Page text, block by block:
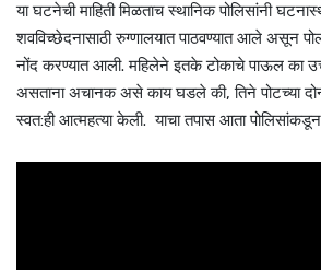
या घटनेची माहिती मिळताच स्थानिक पोलिसांनी
शवविच्छेदनासाठी रुग्णालयात पाठवण्यात आले असून
नोंद करण्यात आली. महिलेने इतके टोकाचे पाऊल
असताना अचानक असे काय घडले की, तिने पोटच्या
स्वत:ही आत्महत्या केली. याचा तपास आता